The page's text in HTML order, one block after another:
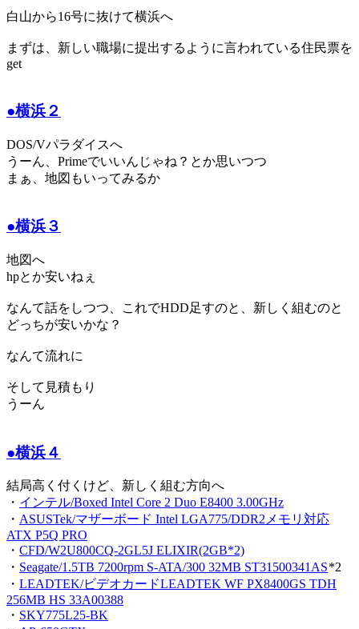
白山から16号に抜けて横浜へ
まずは、新しい職場に提出するように言われている住民票を
get
●横浜２
DOS/Vパラダイスへ
うーん、Primeでいいんじゃね？とか思いつつ
まぁ、地図もいってみるか
●横浜３
地図へ
hpとか安いねぇ
なんて話をしつつ、これでHDD足すのと、新しく組むのと
どっちが安いかな？
なんて流れに
そして見積もり
うーん
●横浜４
結局高く付くけど、新しく組む方向へ
・ インテル/Boxed Intel Core 2 Duo E8400 3.00GHz
・ ASUSTek/マザーボード Intel LGA775/DDR2メモリ対応
ATX P5Q PRO
・ CFD/W2U800CQ-2GL5J ELIXIR(2GB*2)
・ Seagate/1.5TB 7200rpm S-ATA/300 32MB ST31500341AS*2
・ LEADTEK/ビデオカードLEADTEK WF PX8400GS TDH
256MB HS 33A00388
・ SKY775L25-BK